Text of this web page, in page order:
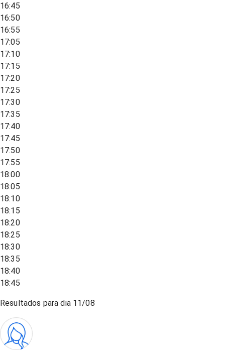
16:45
16:50
16:55
17:05
17:10
17:15
17:20
17:25
17:30
17:35
17:40
17:45
17:50
17:55
18:00
18:05
18:10
18:15
18:20
18:25
18:30
18:35
18:40
18:45
Resultados para dia 11/08